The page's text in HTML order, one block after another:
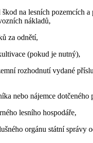
na lesních pozemcích a
nákladů,
za odnětí,
(pokud je nutný),
rozhodnutí vydané
nebo nájemce dotčeného
lesního hospodáře,
orgánu státní správy